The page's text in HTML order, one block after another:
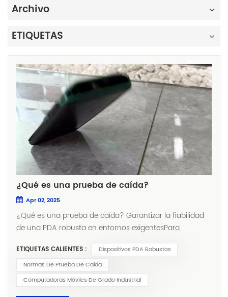
Archivo
ETIQUETAS
¿Qué es una prueba de caída?
Apr 02, 2025
¿Qué es una prueba de caída? Garantizar la fiabilidad
de una PDA robusta en entornos exigentesPara
en dispositivos PDA robustosLa durabilidad no es un
lujo, es una necesidad. Una prueba de caída es un
proceso de evaluación crucial que simula impactos
ETIQUETAS CALIENTES :
Dispositivos PDA Robustos
Normas De Prueba De Caída
Computadoras Móviles De Grado Industrial